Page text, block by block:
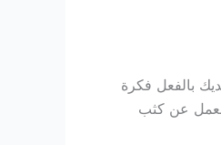
بالفعل فكرة
عن كثب